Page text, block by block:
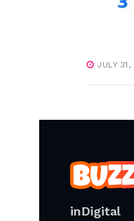
JULY 31,
inDigital